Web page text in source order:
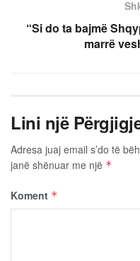
“Si do ta bajmë
marrë
Lini një
Adresa juaj email s’do të
janë shënuar me një *
Koment *